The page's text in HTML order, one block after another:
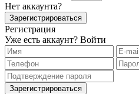
Нет аккаунта?
Зарегистрироваться
Регистрация
Уже есть аккаунт? Войти
Зарегистрироваться